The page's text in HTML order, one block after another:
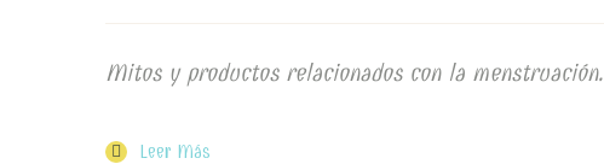
Mitos y productos relacionados con la menstruación.
Leer Más